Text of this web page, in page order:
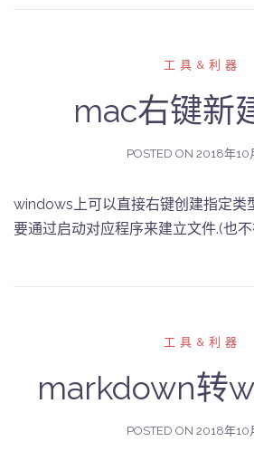
工具&利器
mac右键新
POSTED ON 2018年10
windows上可以直接右键创建指定类
要通过启动对应程序来建立文件.(也
工具&利器
markdown转
POSTED ON 2018年10